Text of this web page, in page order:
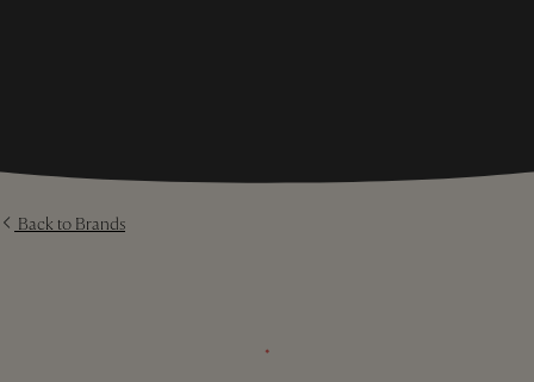
Back to Brands
⬩